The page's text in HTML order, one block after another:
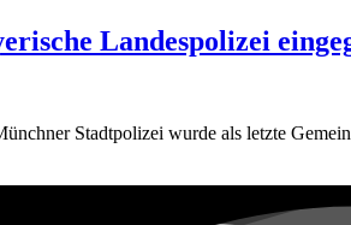
Landespolizei
Stadtpolizei wurde als letzte